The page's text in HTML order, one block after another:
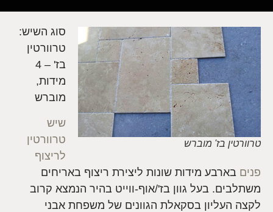
טרוורטין בז' מוברש
סוג השיש:
טרוורטין
בז' – 4
מידות,
מוברש
שיש
טרוורטין
לריצוף
פנים בארבע מידות שונות ליצירת ריצוף באריחים
משתלבים. בעל גוון בז'/אוף-ווייט בהיר הנמצא קרוב
לקצה העליון בסקאלת הגוונים של משפחת אבני